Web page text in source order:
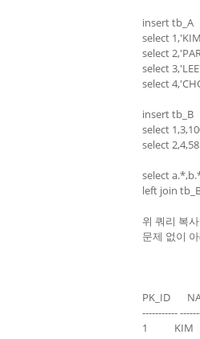
insert tb_A
select
select
select
select
insert tb_B
select
select
select
left join
위 쿼리 복
문제 없이
PK_ID
-----------
1